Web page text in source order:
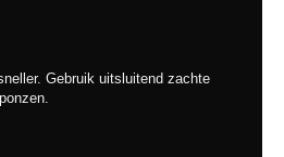
Gebruik uitsluitend zachte